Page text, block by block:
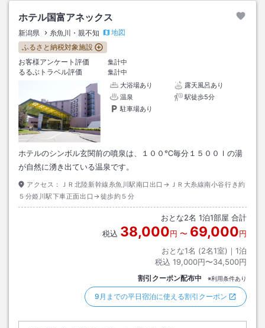
ホテル国富アネックス
新潟県 糸魚川・親不知
地図
ふるさと納税対象施設
お客様アンケート評価
集計中
るるぶトラベル評価
集計中
大浴場あり
露天風呂あり
温泉
駅徒歩5分
駐車場あり
ホテルのシンボル玄関前の噴泉は、１００℃毎分１５００ｌの湯
が自然に湧き出ている温泉です。
アクセス：
ＪＲ北陸新幹線糸魚川駅南口出口→ＪＲ大糸線南小谷行き約
５分姫川駅下車正面出口→徒歩約５分
おとな2名 1泊1部屋 合計
税込 38,000円 〜 69,000円
おとな1名 (2名1室)｜ 1泊
税込 19,000円〜34,500円
割引クーポン配布中 ※利用条件あり
9月までの平日宿泊に使える割引クーポン